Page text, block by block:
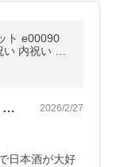
ト e00090
内祝い 父
息子が２０歳になったので、せっかくなの… 2026/2/27
日本酒が大好